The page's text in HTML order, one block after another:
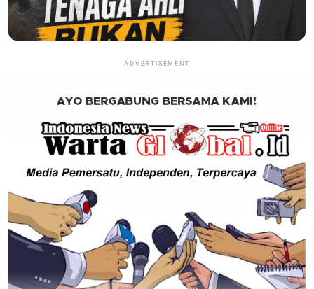
ADVERTISEMENT